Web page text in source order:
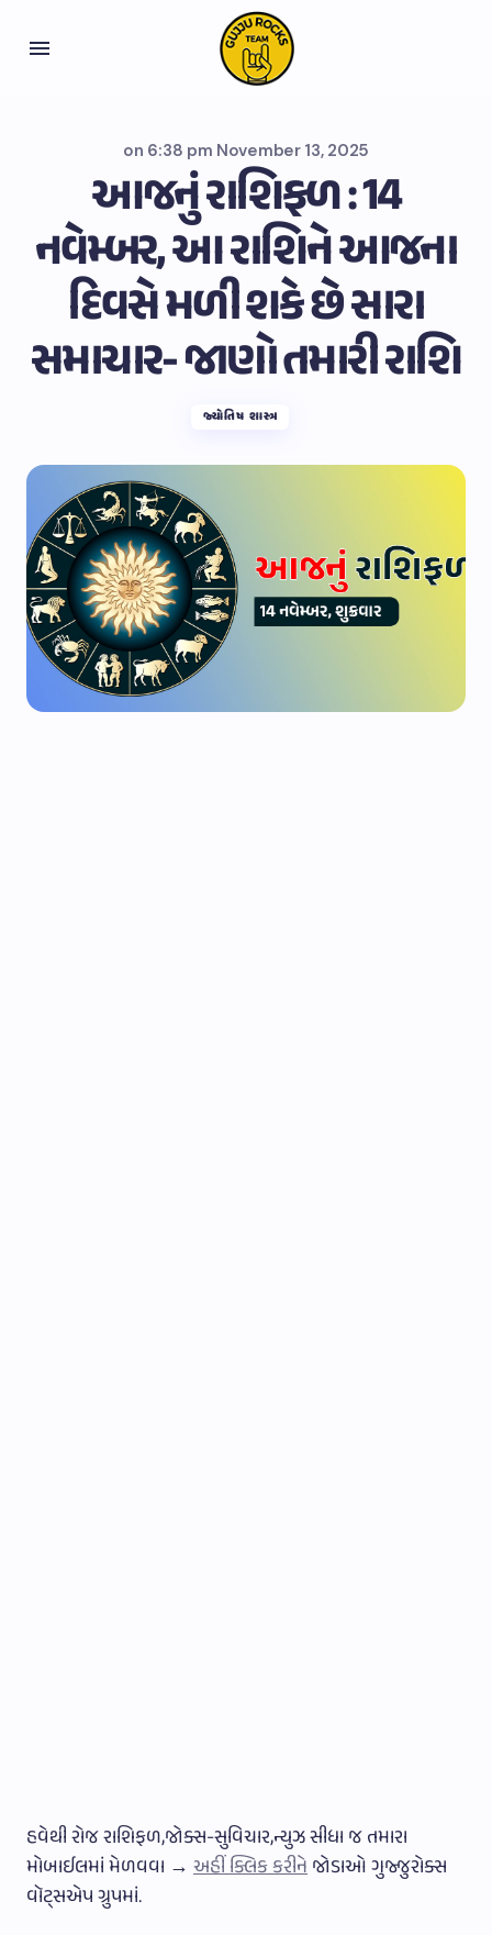
on 6:38 pm November 13, 2025
આજનું રાશિફળ : 14
નવેમ્બર, આ રાશિને આજના
દિવસે મળી શકે છે સારા
સમાચાર- જાણો તમારી રાશિ
જ્યોતિષ શાસ્ત્ર
હવેથી રોજ રાશિફળ,જોક્સ-સુવિચાર,ન્યુઝ સીધા જ તમારા
મોબાઈલમાં મેળવવા → અહીં ક્લિક કરીનેજોડાઓ ગુજ્જુરોક્સ
વૉટ્સએપ ગ્રુપમાં.